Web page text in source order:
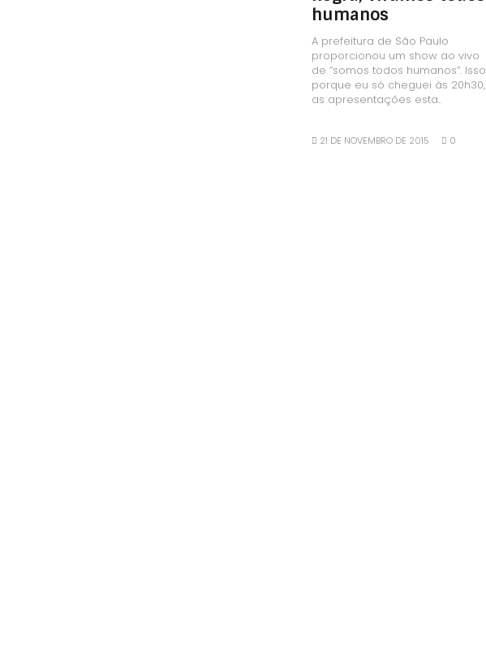
humanos
A prefeitura de São Paulo
proporcionou um show ao vivo
de “somos todos humanos”. Isso
porque eu só cheguei às 20h30,
as apresentações esta..
21 DE NOVEMBRO DE 2015 0